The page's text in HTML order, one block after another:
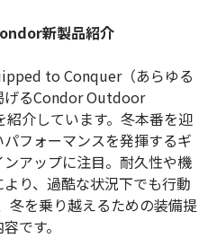
検索
見積り
インショップ
日本語
新製品紹介
to Conquer（あらゆる
げるCondor Outdoor
介しています。冬本番を迎
フォーマンスを発揮するギ
アップに注目。耐久性や機
り、過酷な状況下でも行動
冬を乗り越えるための装備提
です。